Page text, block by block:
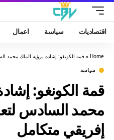
اقتصاديات سياسة اعمال
Home
» قمة الكونغو: إشادة برؤية الملك محمد
سياسة
قمة الكونغو:
محمد السادس
إفريقي متكامل